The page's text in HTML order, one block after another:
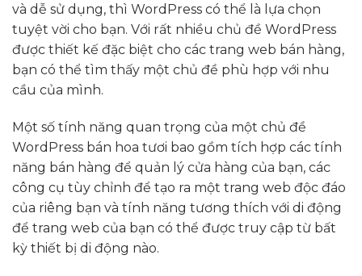
và dễ sử dụng, thì WordPress có thể là lựa chọn
tuyệt vời cho bạn. Với rất nhiều chủ đề WordPress
được thiết kế đặc biệt cho các trang web bán hàng,
bạn có thể tìm thấy một chủ đề phù hợp với nhu
cầu của mình.
Một số tính năng quan trọng của một chủ đề
WordPress bán hoa tươi bao gồm tích hợp các tính
năng bán hàng để quản lý cửa hàng của bạn, các
công cụ tùy chỉnh để tạo ra một trang web độc đáo
của riêng bạn và tính năng tương thích với di động
để trang web của bạn có thể được truy cập từ bất
kỳ thiết bị di động nào.